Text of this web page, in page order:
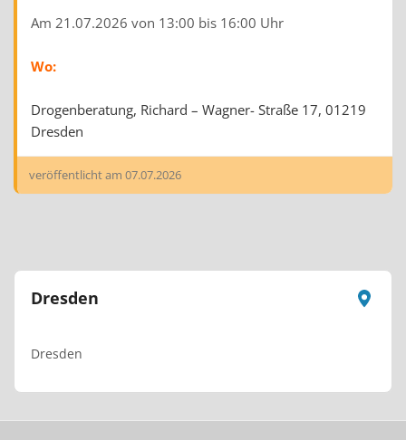
Am 21.07.2026 von 13:00 bis 16:00 Uhr
Wo:
Drogenberatung, Richard – Wagner- Straße 17, 01219
Dresden
veröffentlicht am 07.07.2026
Dresden
Dresden